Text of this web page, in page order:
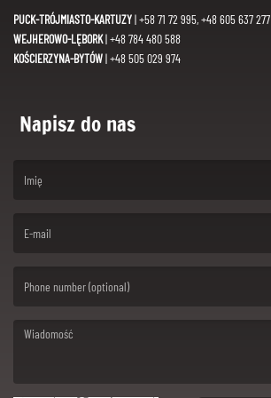
PUCK-TRÓJMIASTO-KARTUZY| +58 71 72 995, +48 605 637 277
WEJHEROWO-LĘBORK| +48 784 480 588
KOŚCIERZYNA-BYTÓW| +48 505 029 974
Napisz do nas